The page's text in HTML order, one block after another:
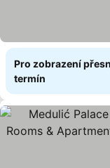
Pro zobrazení
termín